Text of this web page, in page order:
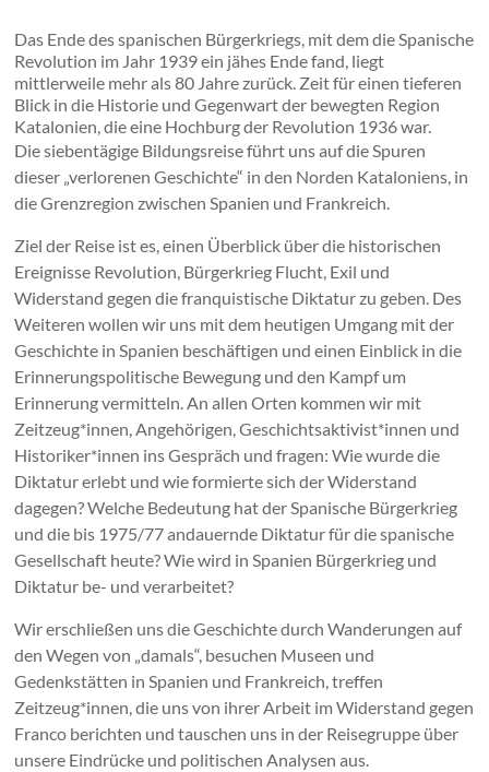
Das Ende des spanischen Bürgerkriegs, mit dem die Spanische
Revolution im Jahr 1939 ein jähes Ende fand, liegt
mittlerweile mehr als 80 Jahre zurück. Zeit für einen tieferen
Blick in die Historie und Gegenwart der bewegten Region
Katalonien, die eine Hochburg der Revolution 1936 war.
Die siebentägige Bildungsreise führt uns auf die Spuren
dieser „verlorenen Geschichte“ in den Norden Kataloniens, in
die Grenzregion zwischen Spanien und Frankreich.
Ziel der Reise ist es, einen Überblick über die historischen
Ereignisse Revolution, Bürgerkrieg Flucht, Exil und
Widerstand gegen die franquistische Diktatur zu geben. Des
Weiteren wollen wir uns mit dem heutigen Umgang mit der
Geschichte in Spanien beschäftigen und einen Einblick in die
Erinnerungspolitische Bewegung und den Kampf um
Erinnerung vermitteln. An allen Orten kommen wir mit
Zeitzeug*innen, Angehörigen, Geschichtsaktivist*innen und
Historiker*innen ins Gespräch und fragen: Wie wurde die
Diktatur erlebt und wie formierte sich der Widerstand
dagegen? Welche Bedeutung hat der Spanische Bürgerkrieg
und die bis 1975/77 andauernde Diktatur für die spanische
Gesellschaft heute? Wie wird in Spanien Bürgerkrieg und
Diktatur be- und verarbeitet?
Wir erschließen uns die Geschichte durch Wanderungen auf
den Wegen von „damals“, besuchen Museen und
Gedenkstätten in Spanien und Frankreich, treffen
Zeitzeug*innen, die uns von ihrer Arbeit im Widerstand gegen
Franco berichten und tauschen uns in der Reisegruppe über
unsere Eindrücke und politischen Analysen aus.